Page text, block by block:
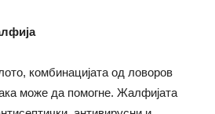
комбинацијата од ловоров
може да помогне. Жалфијата